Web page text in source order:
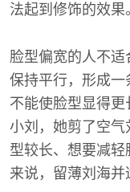
法起到修饰的效果
脸型偏宽的人不
保持平行，形成
不能使脸型显得
小刘，她剪了空
型较长、想要减
来说，留薄刘海并